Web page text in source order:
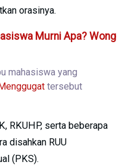
orasinya.
Murni Apa? Wong
mahasiswa yang
tersebut
RKUHP, serta beberapa
disahkan RUU
(PKS).